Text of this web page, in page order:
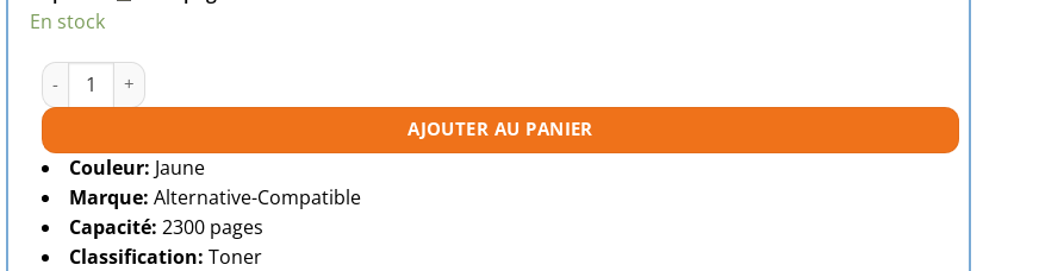
En stock
quantité de Toner compatible Canon 045H jaune
AJOUTER AU PANIER
Couleur: Jaune
Marque: Alternative-Compatible
Capacité: 2300 pages
Classification: Toner